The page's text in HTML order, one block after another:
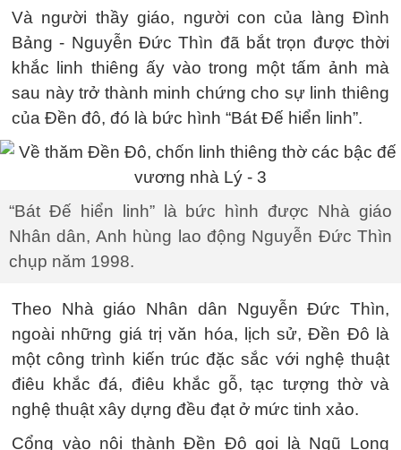
Và người thầy giáo, người con của làng Đình
Bảng - Nguyễn Đức Thìn đã bắt trọn được thời
khắc linh thiêng ấy vào trong một tấm ảnh mà
sau này trở thành minh chứng cho sự linh thiêng
của Đền đô, đó là bức hình “Bát Đế hiển linh”.
“Bát Đế hiển linh” là bức hình được Nhà giáo
Nhân dân, Anh hùng lao động Nguyễn Đức Thìn
chụp năm 1998.
Theo Nhà giáo Nhân dân Nguyễn Đức Thìn,
ngoài những giá trị văn hóa, lịch sử, Đền Đô là
một công trình kiến trúc đặc sắc với nghệ thuật
điêu khắc đá, điêu khắc gỗ, tạc tượng thờ và
nghệ thuật xây dựng đều đạt ở mức tinh xảo.
Cổng vào nội thành Đền Đô gọi là Ngũ Long